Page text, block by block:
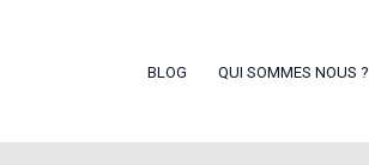
BLOG QUI SOMMES NOUS ?